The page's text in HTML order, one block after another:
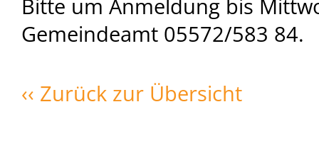
Bitte um Anmeldung bis
Gemeindeamt 05572/583 84.
‹‹ Zurück zur Übersicht